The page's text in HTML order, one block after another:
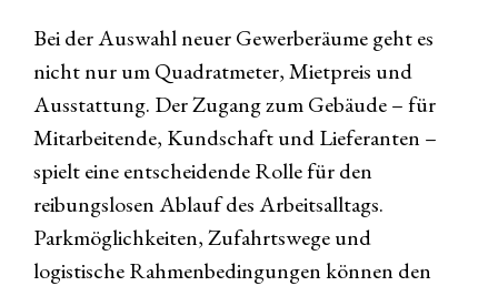
Bei der Auswahl neuer Gewerberäume geht es
nicht nur um Quadratmeter, Mietpreis und
Ausstattung. Der Zugang zum Gebäude – für
Mitarbeitende, Kundschaft und Lieferanten –
spielt eine entscheidende Rolle für den
reibungslosen Ablauf des Arbeitsalltags.
Parkmöglichkeiten, Zufahrtswege und
logistische Rahmenbedingungen können den